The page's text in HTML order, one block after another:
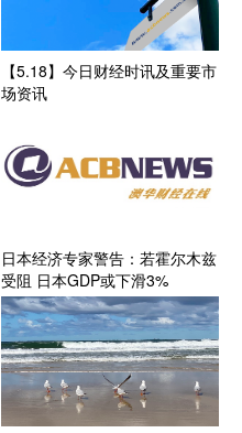
【5.18】今日财经时讯及重要市
场资讯
日本经济专家警告：若霍尔木兹
受阻 日本GDP或下滑3%